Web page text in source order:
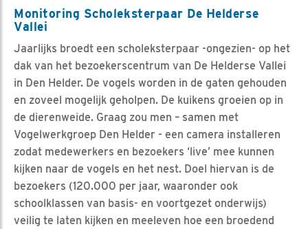
Monitoring Scholeksterpaar De Helderse
Vallei
Jaarlijks broedt een scholeksterpaar -ongezien- op het
dak van het bezoekerscentrum van De Helderse Vallei
in Den Helder. De vogels worden in de gaten gehouden
en zoveel mogelijk geholpen. De kuikens groeien op in
de dierenweide. Graag zou men – samen met
Vogelwerkgroep Den Helder - een camera installeren
zodat medewerkers en bezoekers ‘live’ mee kunnen
kijken naar de vogels en het nest. Doel hiervan is de
bezoekers (120.000 per jaar, waaronder ook
schoolklassen van basis- en voortgezet onderwijs)
veilig te laten kijken en meeleven hoe een broedend